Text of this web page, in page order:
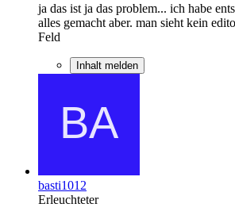
ja das ist ja das problem... ich habe
alles gemacht aber. man sieht kein
Feld
Inhalt melden
basti1012
Erleuchteter